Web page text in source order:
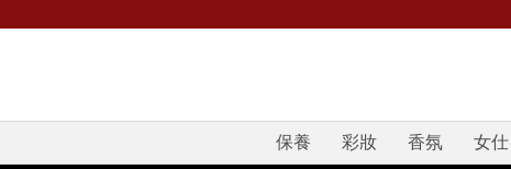
保養 彩妝 香氛 女仕